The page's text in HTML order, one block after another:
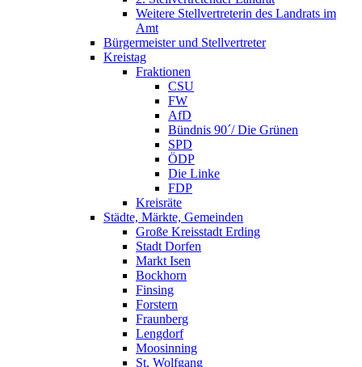
Weitere Stellvertreterin des Landrats im
Amt
Bürgermeister und Stellvertreter
Kreistag
Fraktionen
CSU
FW
AfD
Bündnis 90´/ Die Grünen
SPD
ÖDP
Die Linke
FDP
Kreisräte
Städte, Märkte, Gemeinden
Große Kreisstadt Erding
Stadt Dorfen
Markt Isen
Bockhorn
Finsing
Forstern
Fraunberg
Lengdorf
Moosinning
St. Wolfgang